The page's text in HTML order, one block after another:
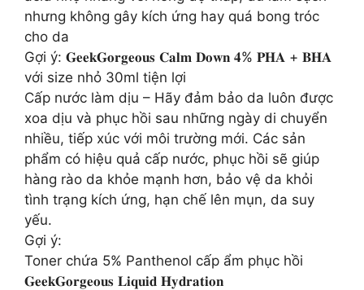
nhưng không gây kích ứng hay quá bong tróc
cho da
Gợi ý: 𝐆𝐞𝐞𝐤𝐆𝐨𝐫𝐠𝐞𝐨𝐮𝐬 𝐂𝐚𝐥𝐦 𝐃𝐨𝐰𝐧 𝟒% 𝐏𝐇𝐀 + 𝐁𝐇𝐀
với size nhỏ 30ml tiện lợi
Cấp nước làm dịu – Hãy đảm bảo da luôn được
xoa dịu và phục hồi sau những ngày di chuyển
nhiều, tiếp xúc với môi trường mới. Các sản
phẩm có hiệu quả cấp nước, phục hồi sẽ giúp
hàng rào da khỏe mạnh hơn, bảo vệ da khỏi
tình trạng kích ứng, hạn chế lên mụn, da suy
yếu.
Gợi ý:
Toner chứa 5% Panthenol cấp ẩm phục hồi
𝐆𝐞𝐞𝐤𝐆𝐨𝐫𝐠𝐞𝐨𝐮𝐬 𝐋𝐢𝐪𝐮𝐢𝐝 𝐇𝐲𝐝𝐫𝐚𝐭𝐢𝐨𝐧